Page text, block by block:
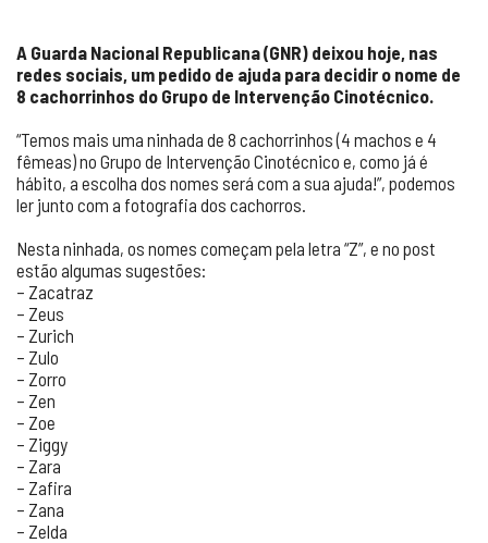
A Guarda Nacional Republicana (GNR) deixou hoje, nas
redes sociais, um pedido de ajuda para decidir o nome de
8 cachorrinhos do Grupo de Intervenção Cinotécnico.
“Temos mais uma ninhada de 8 cachorrinhos (4 machos e 4
fêmeas) no Grupo de Intervenção Cinotécnico e, como já é
hábito, a escolha dos nomes será com a sua ajuda!”, podemos
ler junto com a fotografia dos cachorros.
Nesta ninhada, os nomes começam pela letra “Z”, e no post
estão algumas sugestões:
– Zacatraz
– Zeus
– Zurich
– Zulo
– Zorro
– Zen
– Zoe
– Ziggy
– Zara
– Zafira
– Zana
– Zelda